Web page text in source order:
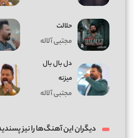
حلالت
مجتبی آلاله
دل بال بال
میزنه
مجتبی آلاله
دیگران این آهنگ‌ها را نیز